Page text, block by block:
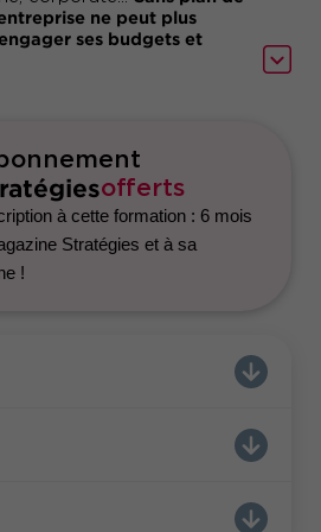
ne peut plus
ses budgets et
de communication à
sur des canaux
leur ligne budgétaire.
à cette formation :
au magazine Stratégies et
!
DiGiTT
offerts
à cette formation : 6 mois
Stratégies et à sa
!